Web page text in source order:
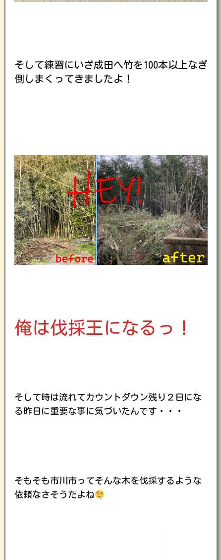
そして練習にいざ成田へ竹を100本以上なぎ
倒しまくってきましたよ！
俺は伐採王になるっ！
そして時は流れてカウントダウン残り２日にな
る昨日に重要な事に気づいたんです・・・
そもそも市川市ってそんな木を伐採するような
依頼なさそうだよね